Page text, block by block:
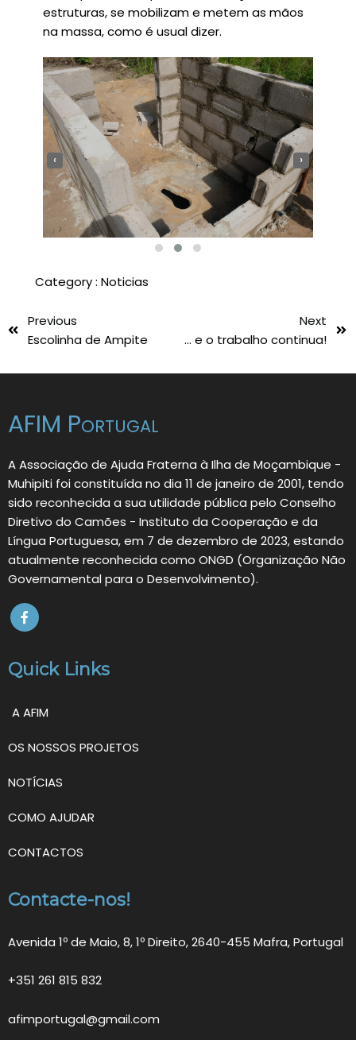
estruturas, se mobilizam e metem as mãos
na massa, como é usual dizer.
‹ ›
Category : Noticias
Previous
Escolinha de Ampite
Next
… e o trabalho continua!
AFIM Portugal
A Associação de Ajuda Fraterna à Ilha de Moçambique -
Muhipiti foi constituída no dia 11 de janeiro de 2001, tendo
sido reconhecida a sua utilidade pública pelo Conselho
Diretivo do Camões - Instituto da Cooperação e da
Língua Portuguesa, em 7 de dezembro de 2023, estando
atualmente reconhecida como ONGD (Organização Não
Governamental para o Desenvolvimento).
Quick Links
A AFIM
OS NOSSOS PROJETOS
NOTÍCIAS
COMO AJUDAR
CONTACTOS
Contacte-nos!
Avenida 1º de Maio, 8, 1º Direito, 2640-455 Mafra, Portugal
+351 261 815 832
afimportugal@gmail.com